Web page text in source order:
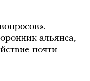
альянса,
почти